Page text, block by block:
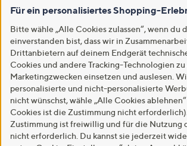
Für ein personalisiertes Shopping-
Bitte wähle „Alle Cookies zulassen“, wenn du
einverstanden bist, dass wir in
Drittanbietern auf deinem Endgerät
Cookies und andere Tracking-Technologien zu
Marketingzwecken einsetzen und auslesen.
personalisierte und nicht-personalisierte
nicht wünschst, wähle „Alle Cookies
Cookies ist die Zustimmung nicht
Zustimmung ist freiwillig und für die Nutzung
nicht erforderlich. Du kannst sie jederzeit